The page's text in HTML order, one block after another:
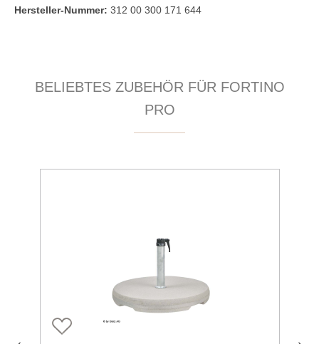
Hersteller-Nummer: 312 00 300 171 644
BELIEBTES ZUBEHÖR FÜR FORTINO
PRO